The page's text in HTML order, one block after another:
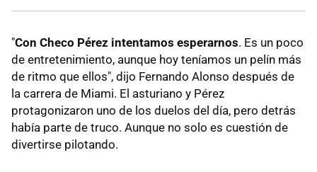
"Con Checo Pérez intentamos esperarnos. Es un poco
de entretenimiento, aunque hoy teníamos un pelín más
de ritmo que ellos", dijo Fernando Alonso después de
la carrera de Miami. El asturiano y Pérez
protagonizaron uno de los duelos del día, pero detrás
había parte de truco. Aunque no solo es cuestión de
divertirse pilotando.